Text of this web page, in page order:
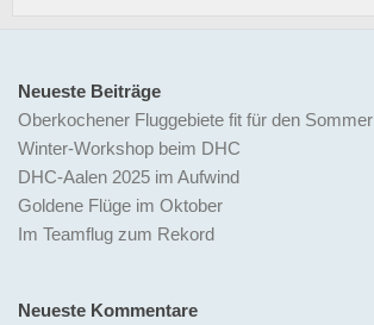
Neueste Beiträge
Oberkochener Fluggebiete fit für den Sommer
Winter-Workshop beim DHC
DHC-Aalen 2025 im Aufwind
Goldene Flüge im Oktober
Im Teamflug zum Rekord
Neueste Kommentare